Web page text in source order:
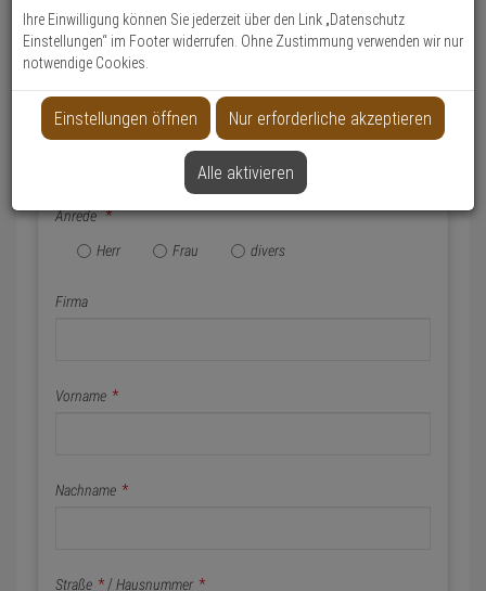
Suche
Geschäftskunden-
Konto anlegen
anlegen
Name & Anschrift
Anrede *
Herr
Frau divers
Firma
Vorname *
Nachname *
Straße * /Hausnummer *
Ihre Einwilligung können Sie jederzeit über den Link „Datenschutz
Einstellungen“ im Footer widerrufen. Ohne Zustimmung verwenden wir nur
notwendige Cookies.
Einstellungen öffnen Nur erforderliche akzeptieren
Alle aktivieren